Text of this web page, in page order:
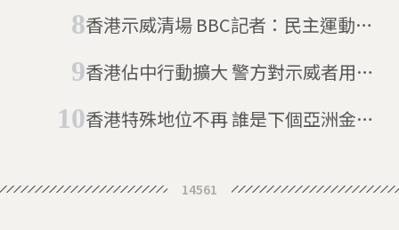
香港示威清場 BBC記者：民主運動告
香港佔中行動擴大 警方對示威者用催
香港特殊地位不再 誰是下個亞洲金融
14561